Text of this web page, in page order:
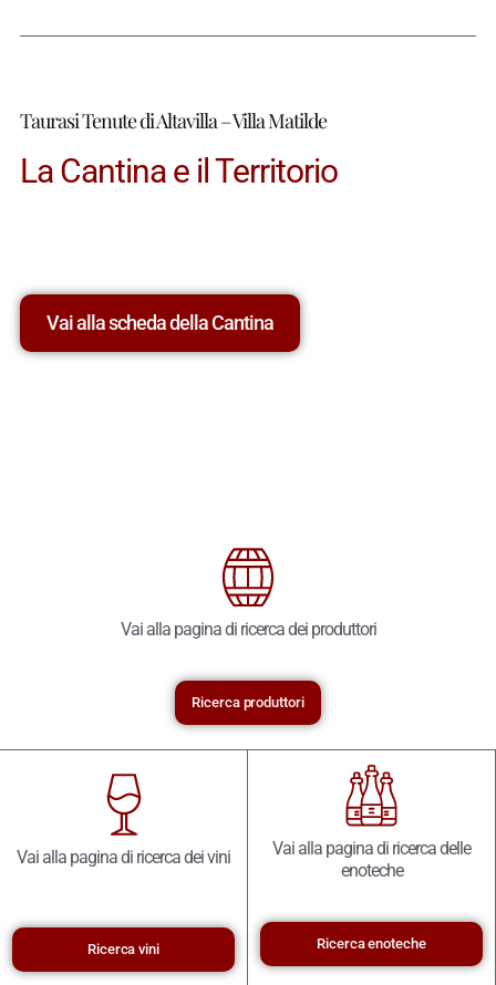
Taurasi Tenute di Altavilla – Villa Matilde
La Cantina e il Territorio
Vai alla scheda della Cantina
Vai alla pagina di ricerca dei produttori
Ricerca produttori
Vai alla pagina di ricerca dei vini
Ricerca vini
Vai alla pagina di ricerca delle
enoteche
Ricerca enoteche